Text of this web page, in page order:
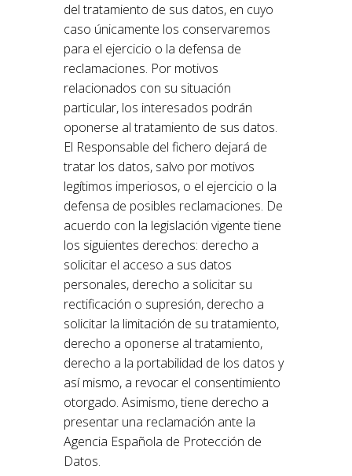
del tratamiento de sus datos, en cuyo
caso únicamente los conservaremos
para el ejercicio o la defensa de
reclamaciones. Por motivos
relacionados con su situación
particular, los interesados podrán
oponerse al tratamiento de sus datos.
El Responsable del fichero dejará de
tratar los datos, salvo por motivos
legítimos imperiosos, o el ejercicio o la
defensa de posibles reclamaciones. De
acuerdo con la legislación vigente tiene
los siguientes derechos: derecho a
solicitar el acceso a sus datos
personales, derecho a solicitar su
rectificación o supresión, derecho a
solicitar la limitación de su tratamiento,
derecho a oponerse al tratamiento,
derecho a la portabilidad de los datos y
así mismo, a revocar el consentimiento
otorgado. Asimismo, tiene derecho a
presentar una reclamación ante la
Agencia Española de Protección de
Datos.